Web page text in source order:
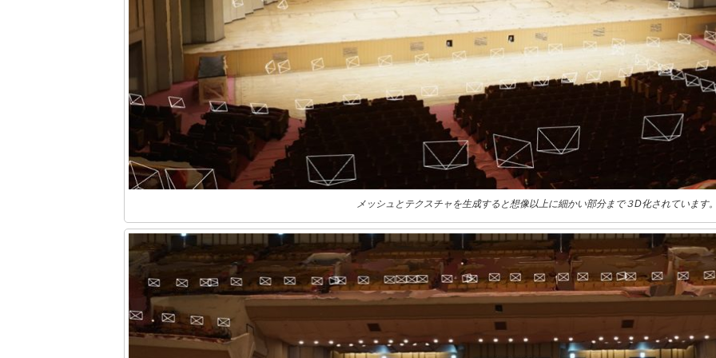
メッシュとテクスチャを生成すると想像以上に細かい部分まで３D化されています